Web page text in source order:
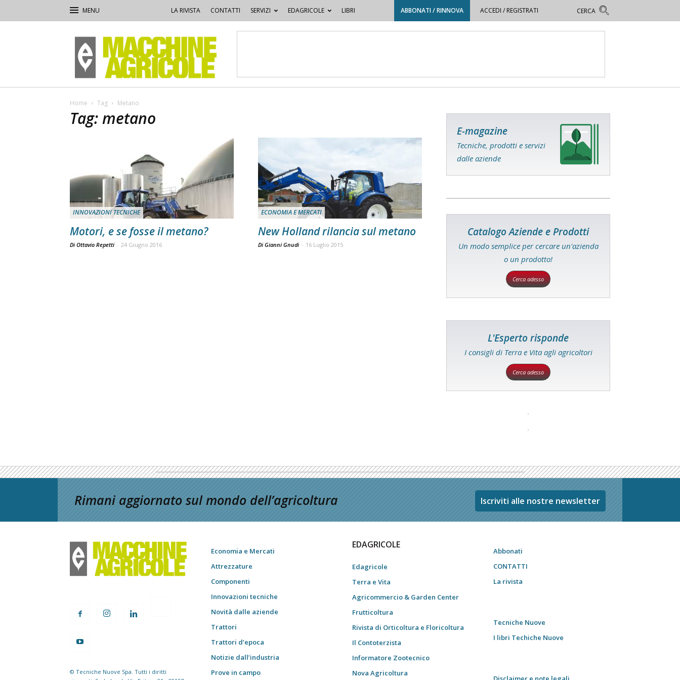
LA RIVISTA CONTATTI SERVIZI EDAGRICOLE LIBRI ABBONATI / RINNOVA ACCEDI / REGISTRATI
Macchine
Agricole
Home Tag Metano
Tag: metano
INNOVAZIONI TECNICHE
Motori, e se fosse il metano?
Di Ottavio Repetti - 24 Giugno 2016
ECONOMIA E MERCATI
New Holland rilancia sul metano
Di Gianni Gnudi - 16 Luglio 2015
E-magazine
Tecniche, prodotti e servizi
dalle aziende
Catalogo Aziende e Prodotti
Un modo semplice per cercare un'azienda
o un prodotto!
Cerca adesso
L'Esperto risponde
I consigli di Terra e Vita agli agricoltori
Cerca adesso
Rimani aggiornato sul mondo dell’agricoltura Iscriviti alle nostre newsletter
© Tecniche Nuove Spa. Tutti i diritti
Economia e Mercati
Attrezzature
Componenti
Innovazioni tecniche
Novità dalle aziende
Trattori
Trattori d’epoca
Notizie dall’industria
Prove in campo
EDAGRICOLE
Edagricole
Terra e Vita
Agricommercio & Garden Center
Frutticoltura
Rivista di Orticoltura e Floricoltura
Il Contoterzista
Informatore Zootecnico
Nova Agricoltura
Abbonati
CONTATTI
La rivista
Tecniche Nuove
I libri Techiche Nuove